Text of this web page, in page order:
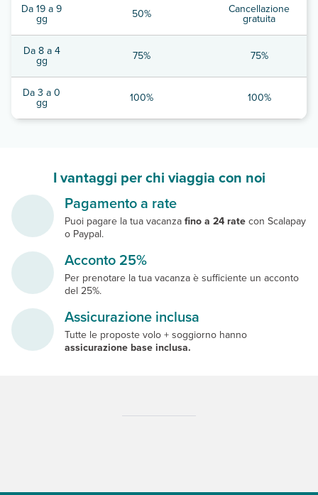
Da 19 a 9
gg 50% Cancellazione
gratuita
Da 8 a 4
gg 75% 75%
Da 3 a 0
gg 100% 100%
I vantaggi per chi viaggia con noi
Pagamento a rate
Puoi pagare la tua vacanzafino a 24 ratecon Scalapay
o Paypal.
Acconto 25%
Per prenotare la tua vacanza è sufficiente un acconto
del 25%.
Assicurazione inclusa
Tutte le proposte volo + soggiorno hanno
assicurazione base inclusa.